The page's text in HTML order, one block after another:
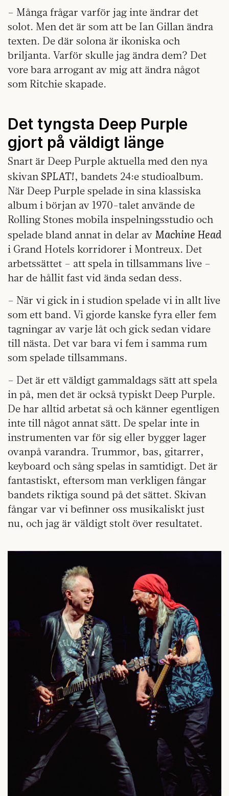
– Många frågar varför jag inte ändrar det
solot. Men det är som att be Ian Gillan ändra
texten. De där solona är ikoniska och
briljanta. Varför skulle jag ändra dem? Det
vore bara arrogant av mig att ändra något
som Ritchie skapade.
Det tyngsta Deep Purple
gjort på väldigt länge
Snart är Deep Purple aktuella med den nya
skivanSPLAT!, bandets 24:e studioalbum.
När Deep Purple spelade in sina klassiska
album i början av 1970-talet använde de
Rolling Stones mobila inspelningsstudio och
spelade bland annat in delar av Machine Head
i Grand Hotels korridorer i Montreux. Det
arbetssättet – att spela in tillsammans live –
har de hållit fast vid ända sedan dess.
– När vi gick in i studion spelade vi in allt live
som ett band. Vi gjorde kanske fyra eller fem
tagningar av varje låt och gick sedan vidare
till nästa. Det var bara vi fem i samma rum
som spelade tillsammans.
– Det är ett väldigt gammaldags sätt att spela
in på, men det är också typiskt Deep Purple.
De har alltid arbetat så och känner egentligen
inte till något annat sätt. De spelar inte in
instrumenten var för sig eller bygger lager
ovanpå varandra. Trummor, bas, gitarrer,
keyboard och sång spelas in samtidigt. Det är
fantastiskt, eftersom man verkligen fångar
bandets riktiga sound på det sättet. Skivan
fångar var vi befinner oss musikaliskt just
nu, och jag är väldigt stolt över resultatet.